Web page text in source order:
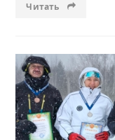
Читать